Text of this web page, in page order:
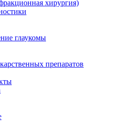
хирургия)
глаукомы
препаратов